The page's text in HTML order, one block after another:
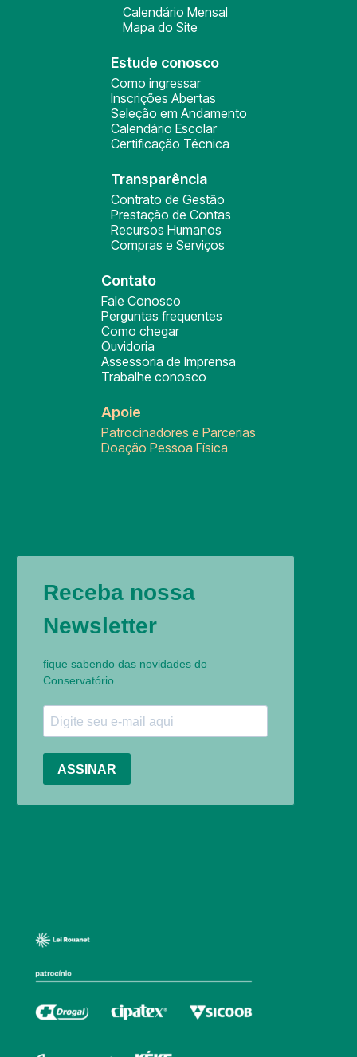
Calendário Mensal
Mapa do Site
Estude conosco
Como ingressar
Inscrições Abertas
Seleção em Andamento
Calendário Escolar
Certificação Técnica
Transparência
Contrato de Gestão
Prestação de Contas
Recursos Humanos
Compras e Serviços
Contato
Fale Conosco
Perguntas frequentes
Como chegar
Ouvidoria
Assessoria de Imprensa
Trabalhe conosco
Apoie
Patrocinadores e Parcerias
Doação Pessoa Física